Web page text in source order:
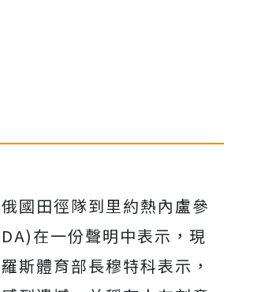
國田徑隊到里約熱內盧參
在一份聲明中表示，現
斯體育部長穆特科表示，